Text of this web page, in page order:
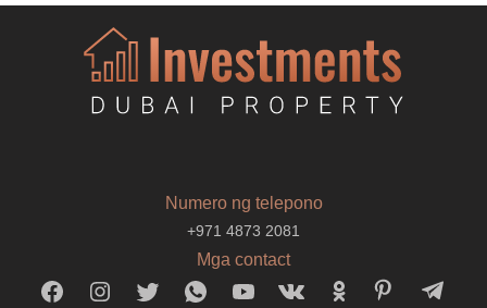
Numero ng telepono
+971 4873 2081
Mga contact